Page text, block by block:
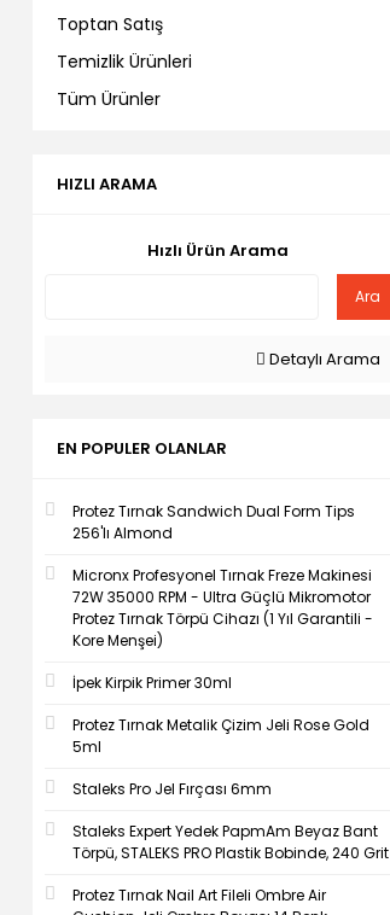
Toptan Satış
Temizlik Ürünleri
Tüm Ürünler
HIZLI ARAMA
Hızlı Ürün Arama
Ara
Detaylı Arama
EN POPULER OLANLAR
Protez Tırnak Sandwich Dual Form Tips
256'lı Almond
Micronx Profesyonel Tırnak Freze Makinesi
72W 35000 RPM - Ultra Güçlü Mikromotor
Protez Tırnak Törpü Cihazı (1 Yıl Garantili -
Kore Menşei)
İpek Kirpik Primer 30ml
Protez Tırnak Metalik Çizim Jeli Rose Gold
5ml
Staleks Pro Jel Fırçası 6mm
Staleks Expert Yedek PapmAm Beyaz Bant
Törpü, STALEKS PRO Plastik Bobinde, 240 Grit
Protez Tırnak Nail Art Fileli Ombre Air